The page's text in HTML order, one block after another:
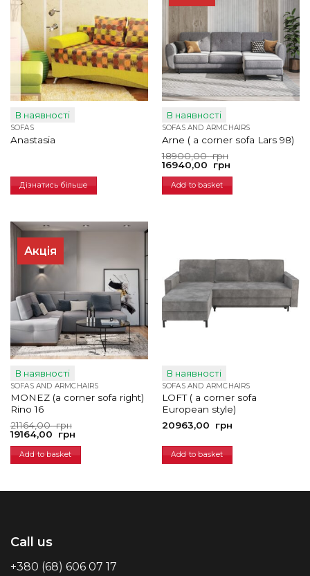
В наявності
SOFAS
Anastasia
Дізнатись більше
В наявності
SOFAS AND ARMCHAIRS
Arne ( a corner sofa Lars 98)
18900,00грн
Original
price
18900,00
грн.
16940,00 грн
Current
price
16940,00
грн.
Add to basket
Акція
В наявності
SOFAS AND ARMCHAIRS
MONEZ (a corner sofa right)
Rino 16
21164,00грн
Original
price
21164,00
грн.
19164,00 грн
Current
price
19164,00
грн.
Add to basket
В наявності
SOFAS AND ARMCHAIRS
LOFT ( a corner sofa
European style)
20963,00
грн
Add to basket
Call us
+380 (68) 606 07 17